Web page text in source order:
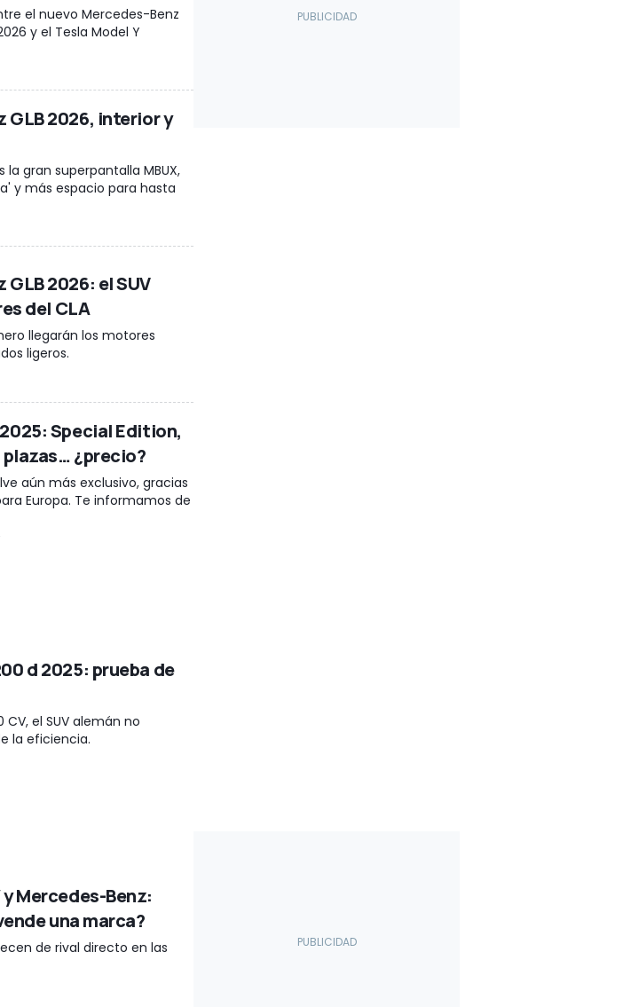
el nuevo Mercedes-Benz
y el Tesla Model Y
GLB 2026, interior y
la gran superpantalla MBUX,
y más espacio para hasta
2026: el SUV
del CLA
llegarán los motores
ligeros.
Special Edition,
plazas… ¿precio?
aún más exclusivo, gracias
Europa. Te informamos de
d 2025: prueba de
el SUV alemán no
la eficiencia.
Mercedes-Benz:
una marca?
de rival directo en las